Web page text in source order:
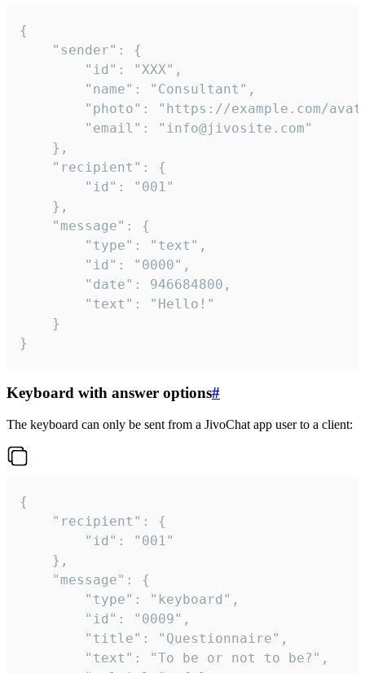
{
}
Keyboard with answer options#
The keyboard can only be sent from a JivoChat app user to a client:
{